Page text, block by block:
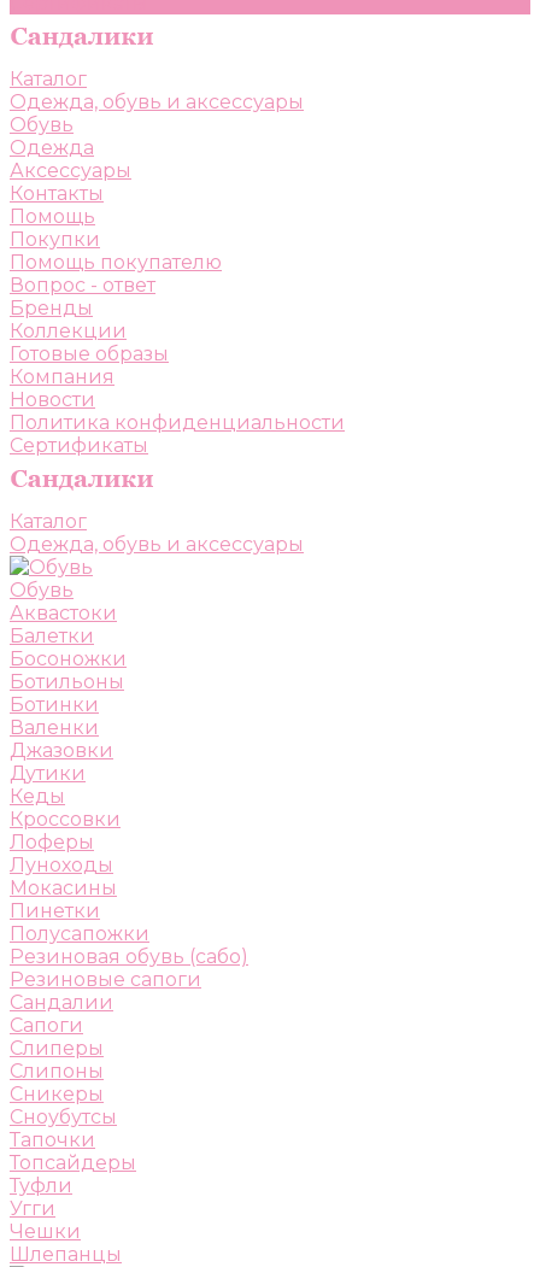
Каталог
Одежда, обувь и аксессуары
Обувь
Одежда
Аксессуары
Контакты
Помощь
Покупки
Помощь покупателю
Вопрос - ответ
Бренды
Коллекции
Готовые образы
Компания
Новости
Политика конфиденциальности
Сертификаты
Каталог
Одежда, обувь и аксессуары
Обувь
Аквастоки
Балетки
Босоножки
Ботильоны
Ботинки
Валенки
Джазовки
Дутики
Кеды
Кроссовки
Лоферы
Луноходы
Мокасины
Пинетки
Полусапожки
Резиновая обувь (сабо)
Резиновые сапоги
Сандалии
Сапоги
Слиперы
Слипоны
Сникеры
Сноубутсы
Тапочки
Топсайдеры
Туфли
Угги
Чешки
Шлепанцы